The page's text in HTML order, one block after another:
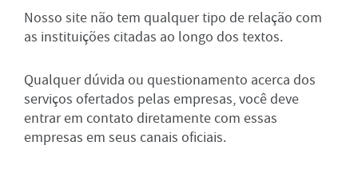
Nosso site não tem qualquer tipo de relação com
as instituições citadas ao longo dos textos.
Qualquer dúvida ou questionamento acerca dos
serviços ofertados pelas empresas, você deve
entrar em contato diretamente com essas
empresas em seus canais oficiais.